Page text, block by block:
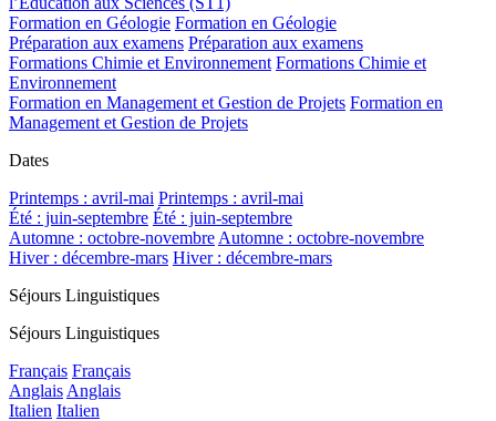
Formation en Géologie Formation en Géologie
Préparation aux examens Préparation aux examens
Formations Chimie et Environnement Formations Chimie et
Environnement
Formation en Management et Gestion de Projets Formation en
Management et Gestion de Projets
Dates
Printemps : avril-mai Printemps : avril-mai
Été : juin-septembre Été : juin-septembre
Automne : octobre-novembre Automne : octobre-novembre
Hiver : décembre-mars Hiver : décembre-mars
Séjours Linguistiques
Séjours Linguistiques
Français Français
Anglais Anglais
Italien Italien